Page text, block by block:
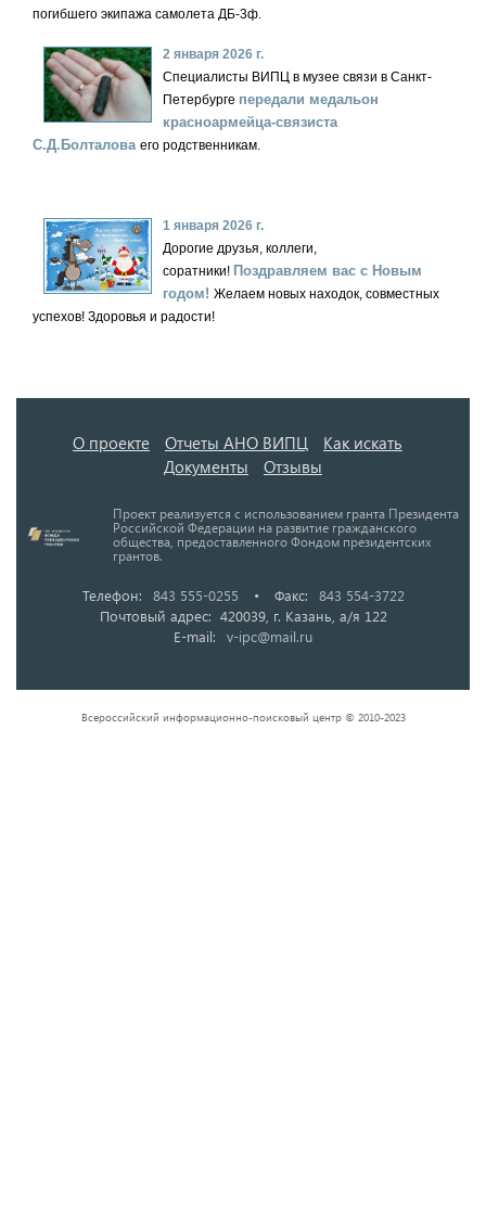
погибшего экипажа самолета ДБ-3ф.
2 января 2026 г.
Специалисты ВИПЦ в музее связи в Санкт-
Петербурге передали медальон
красноармейца-связиста
С.Д.Болталова его родственникам.
1 января 2026 г.
Дорогие друзья, коллеги,
соратники! Поздравляем вас с Новым
годом! Желаем новых находок, совместных
успехов! Здоровья и радости!
О проекте Отчеты АНО ВИПЦ
Как искать
Документы
Отзывы
Проект реализуется с использованием гранта Президента
Российской Федерации на развитие гражданского
общества, предоставленного Фондом президентских
грантов.
Телефон: 843 555-0255 • Факс:
843 554-3722
Почтовый адрес: 420039, г. Казань, а/я 122
E-mail:
v-ipc@mail.ru
Всероссийский информационно-поисковый центр © 2010-2023